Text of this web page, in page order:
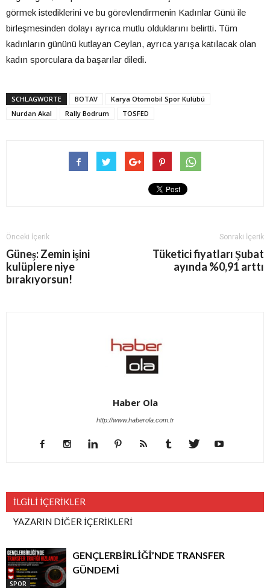
görmek istediklerini ve bu görevlendirmenin Kadınlar Günü ile
birleşmesinden dolayı ayrıca mutlu olduklarını belirtti. Tüm
kadınların gününü kutlayan Ceylan, ayrıca yarışa katılacak olan
kadın sporculara da başarılar diledi.
SCHLAGWORTE BOTAV
Karya Otomobil Spor Kulübü
Nurdan Akal
Rally Bodrum TOSFED
Önceki İçerik
Güneş: Zemin işini
kulüplere niye
bırakıyorsun!
Sonraki İçerik
Tüketici fiyatları Şubat
ayında %0,91 arttı
Haber Ola
http://www.haberola.com.tr
İLGİLİ İÇERİKLER
YAZARIN DİĞER İÇERİKLERİ
SPOR
GENÇLERBİRLİĞİ’NDE TRANSFER
GÜNDEMİ